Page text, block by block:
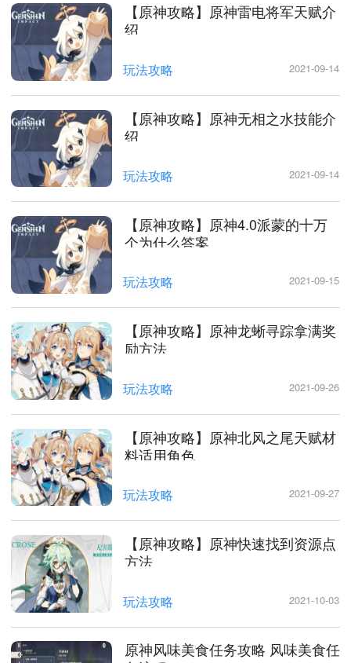
【原神攻略】原神雷电将军天赋介
绍
玩法攻略 2021-09-14
【原神攻略】原神无相之水技能介
绍
玩法攻略 2021-09-14
【原神攻略】原神4.0派蒙的十万
个为什么答案
玩法攻略 2021-09-15
【原神攻略】原神龙蜥寻踪拿满奖
励方法
玩法攻略 2021-09-26
【原神攻略】原神北风之尾天赋材
料适用角色
玩法攻略 2021-09-27
【原神攻略】原神快速找到资源点
方法
玩法攻略 2021-10-03
原神风味美食任务攻略 风味美食任